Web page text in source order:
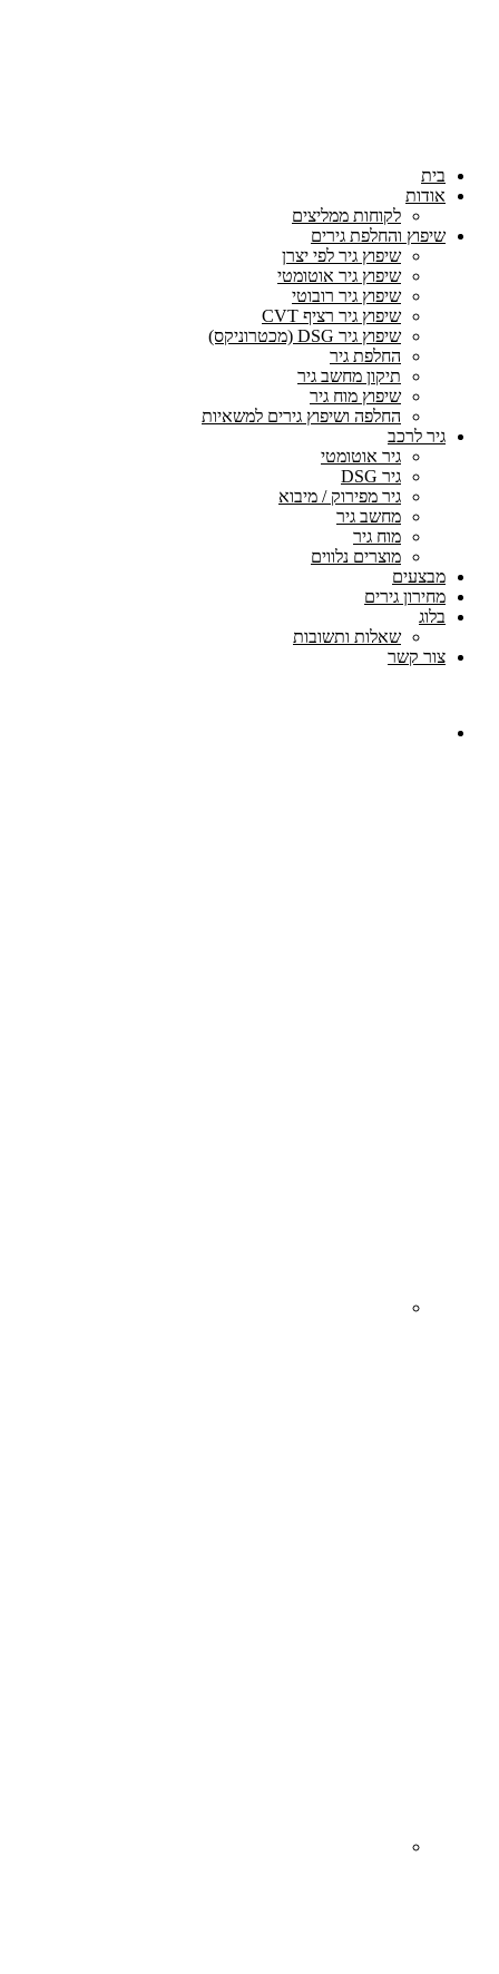
בית
אודות
לקוחות ממליצים
שיפוץ והחלפת גירים
שיפוץ גיר לפי יצרן
שיפוץ גיר אוטומטי
שיפוץ גיר רובוטי
שיפוץ גיר רציף CVT
שיפוץ גיר DSG (מכטרוניקס)
החלפת גיר
תיקון מחשב גיר
שיפוץ מוח גיר
החלפה ושיפוץ גירים למשאיות
גיר לרכב
גיר אוטומטי
גיר DSG
גיר מפירוק / מיבוא
מחשב גיר
מוח גיר
מוצרים נלווים
מבצעים
מחירון גירים
בלוג
שאלות ותשובות
צור קשר